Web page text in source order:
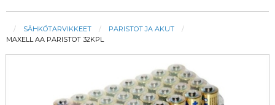
SÄHKÖTARVIKKEET
PARISTOT JA AKUT
MAXELL AA PARISTOT 32KPL